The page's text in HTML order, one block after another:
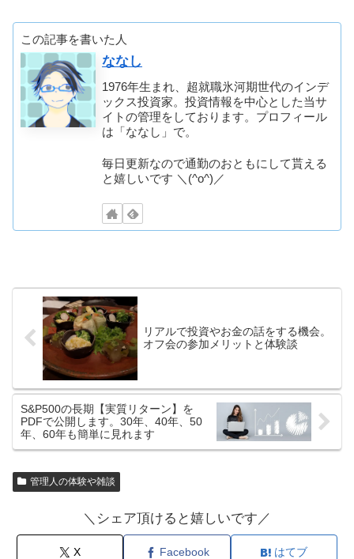
この記事を書いた人
ななし
1976年生まれ、超就職氷河期世代のインデ
ックス投資家。投資情報を中心とした当サ
イトの管理をしております。プロフィール
は「ななし」で。
毎日更新なので通勤のおともにして貰える
と嬉しいです ＼(^o^)／
リアルで投資やお金の話をする機会。
オフ会の参加メリットと体験談
S&P500の長期【実質リターン】を
PDFで公開します。30年、40年、50
年、60年も簡単に見れます
管理人の体験や雑談
＼シェア頂けると嬉しいです／
X Facebook はてブ